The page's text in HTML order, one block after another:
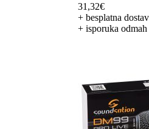
31,32€
+ besplatna
+ isporuka odmah